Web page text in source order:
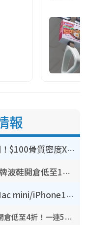
報
港大推賽馬會強化骨骼計劃！$100骨質密度X光檢查 完成免費運動訓練送超市禮券！附參加資格
開倉優惠 | 尖沙咀海港城名牌波鞋開倉低至1折！On鞋$899起／Joy&Peace鞋履$98起
豐澤優惠勁減低至44折！Mac mini/iPhone17Pro大減價！廚房家電$220起
開倉優惠｜尖沙咀名牌行李箱開倉低至4折！一連5日 American Tourister/ace./Hallmark $200起！